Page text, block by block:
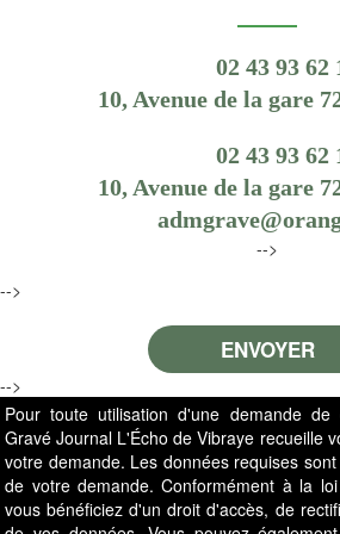
02 43 93 62
10, Avenue de la gare
02 43 93 62
10, Avenue de la gare
-->
-->
-->
Pour toute utilisation d'une demande de
Gravé Journal L'Écho de Vibraye recueille
votre demande. Les données requises
de votre demande. Conformément à la
vous bénéficiez d'un droit d'accès, de